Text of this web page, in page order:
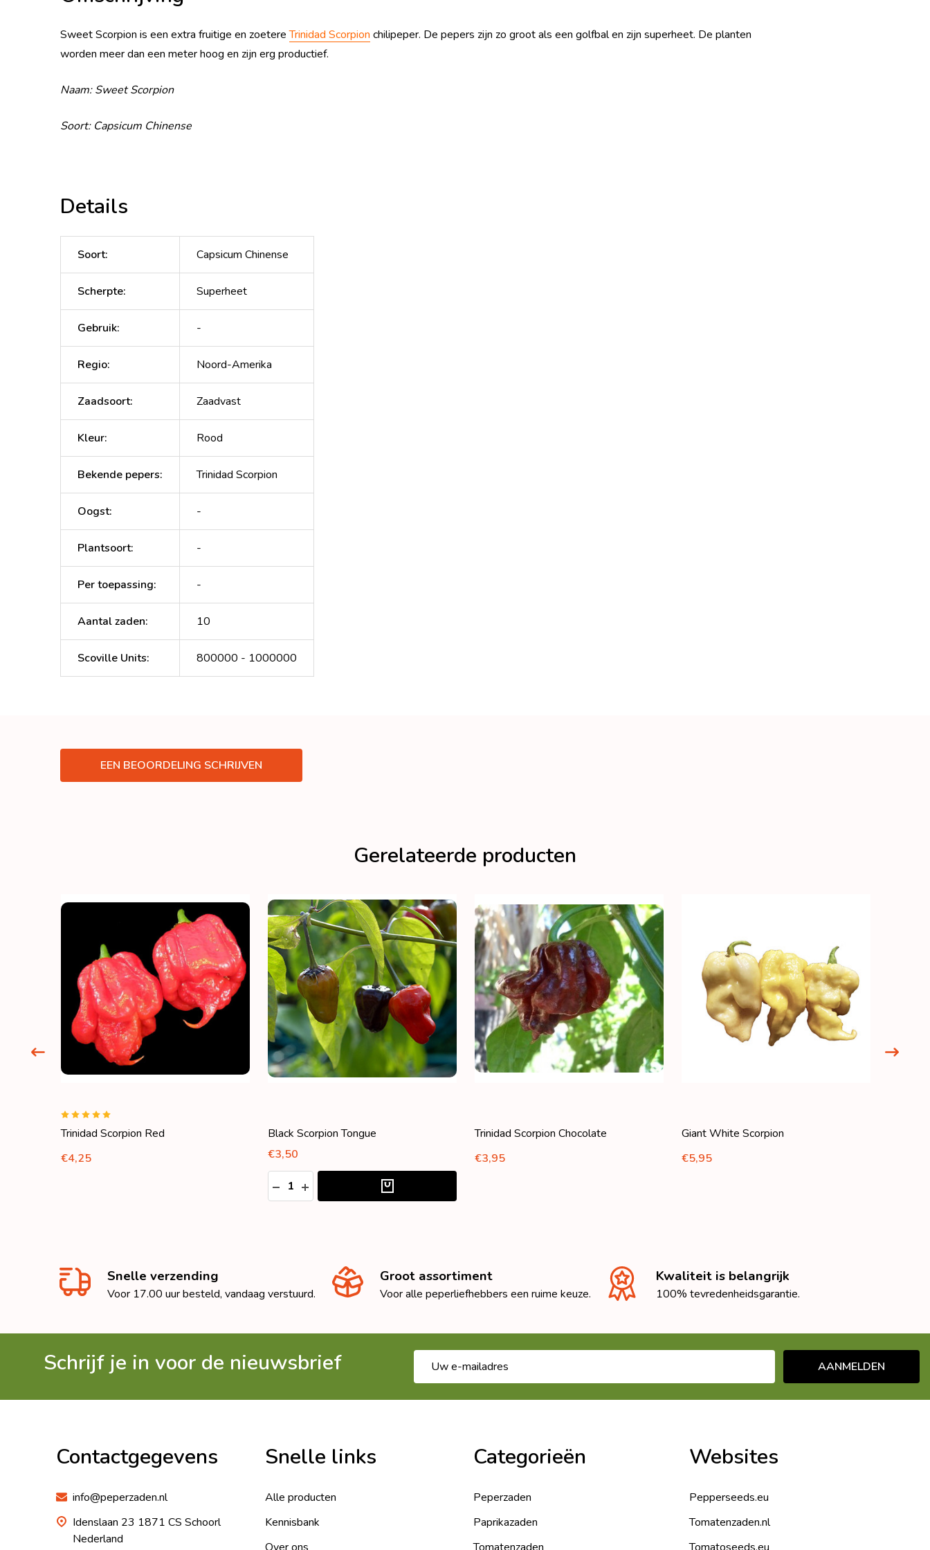
Sweet Scorpion is een extra fruitige en zoetereTrinidad Scorpion chilipeper. De pepers zijn zo groot als een golfbal en zijn superheet. De planten
worden meer dan een meter hoog en zijn erg productief.
Naam: Sweet Scorpion
Soort: Capsicum Chinense
Details
Soort: Capsicum Chinense
Scherpte: Superheet
Gebruik: -
Regio: Noord-Amerika
Zaadsoort: Zaadvast
Kleur: Rood
Bekende pepers: Trinidad Scorpion
Oogst: -
Plantsoort: -
Per toepassing: -
Aantal zaden: 10
Scoville Units: 800000 - 1000000
EEN BEOORDELING SCHRIJVEN
Gerelateerde producten
Trinidad Scorpion Red
€4,25
Black Scorpion Tongue
€3,50
Aantal:
HOEVEELHEID VERLAGEN VAN UNDEFINED
HOEVEELHEID VERHOGEN VAN UNDEFINED
Trinidad Scorpion Chocolate
€3,95
Giant White Scorpion
€5,95
Snelle verzending
Voor 17.00 uur besteld, vandaag verstuurd.
Groot assortiment
Voor alle peperliefhebbers een ruime keuze.
Kwaliteit is belangrijk
100% tevredenheidsgarantie.
Schrijf je in voor de nieuwsbrief
mailadres
AANMELDEN
Contactgegevens
info@peperzaden.nl
Idenslaan 23 1871 CS Schoorl
Nederland
Snelle links
Alle producten
Kennisbank
Categorieën
Peperzaden
Paprikazaden
Websites
Pepperseeds.eu
Tomatenzaden.nl